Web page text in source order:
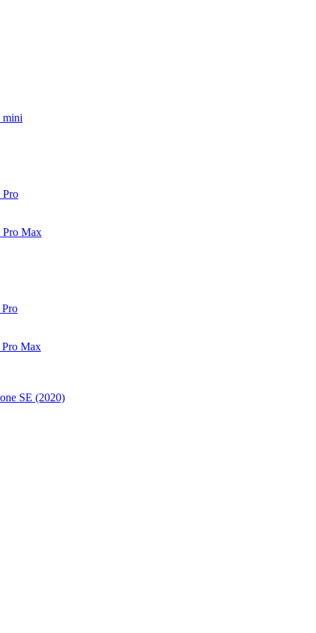
mini
Pro
Pro Max
Pro Max
SE (2020)